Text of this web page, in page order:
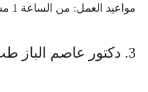
مواعيد العمل: من الساعة 1 مساءً حتى الساعة 9 مساءً.
3. دكتور عاصم الباز طب عيون